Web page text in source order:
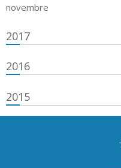
novembre
2017
2016
2015